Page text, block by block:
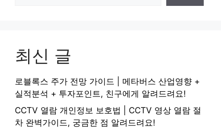
최신 글
로블록스 주가 전망 가이드 | 메타버스 산업영향 +
실적분석 + 투자포인트, 친구에게 알려드려요!
CCTV 열람 개인정보 보호법 | CCTV 영상 열람 절
차 완벽가이드, 궁금한 점 알려드려요!